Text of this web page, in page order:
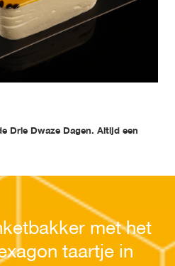
Drie Dwaze Dagen. Altijd een
met het
taartje in